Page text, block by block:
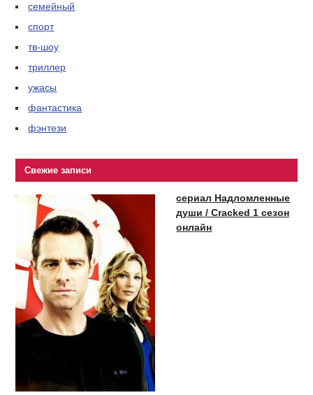
семейный
спорт
тв-шоу
триллер
ужасы
фантастика
фэнтези
Свежие записи
сериал Надломленные
души / Cracked 1 сезон
онлайн